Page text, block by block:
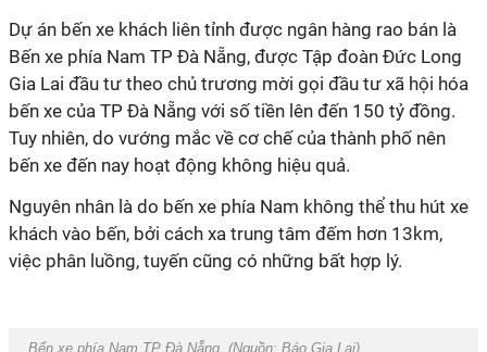
Dự án bến xe khách liên tỉnh được ngân hàng rao bán là
Bến xe phía Nam TP Đà Nẵng, được Tập đoàn Đức Long
Gia Lai đầu tư theo chủ trương mời gọi đầu tư xã hội hóa
bến xe của TP Đà Nẵng với số tiền lên đến 150 tỷ đồng.
Tuy nhiên, do vướng mắc về cơ chế của thành phố nên
bến xe đến nay hoạt động không hiệu quả.
Nguyên nhân là do bến xe phía Nam không thể thu hút xe
khách vào bến, bởi cách xa trung tâm đếm hơn 13km,
việc phân luồng, tuyến cũng có những bất hợp lý.
Bến xe phía Nam TP Đà Nẵng. (Nguồn: Báo Gia Lai).